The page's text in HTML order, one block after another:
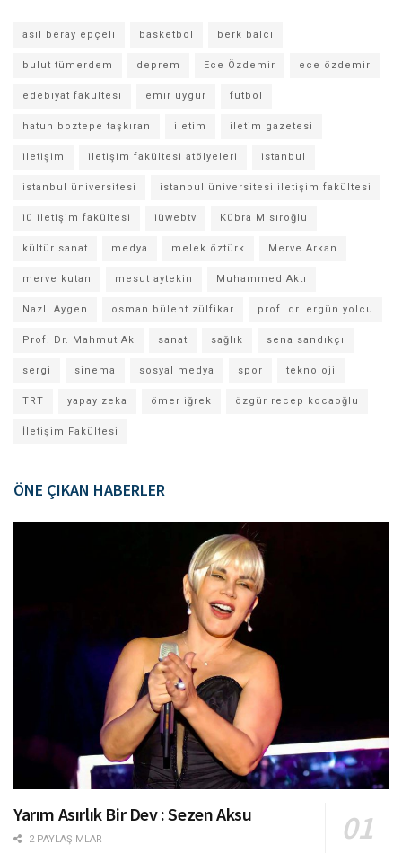
asil beray epçeli basketbol berk balcı
bulut tümerdem deprem Ece Özdemir ece özdemir
edebiyat fakültesi emir uygur futbol
hatun boztepe taşkıran iletim iletim gazetesi
iletişim iletişim fakültesi atölyeleri istanbul
istanbul üniversitesi istanbul üniversitesi iletişim fakültesi
iü iletişim fakültesi iüwebtv Kübra Mısıroğlu
kültür sanat medya melek öztürk Merve Arkan
merve kutan mesut aytekin Muhammed Aktı
Nazlı Aygen osman bülent zülfikar prof. dr. ergün yolcu
Prof. Dr. Mahmut Ak sanat sağlık sena sandıkçı
sergi sinema sosyal medya spor teknoloji
TRT yapay zeka ömer iğrek özgür recep kocaoğlu
İletişim Fakültesi
ÖNE ÇIKAN HABERLER
Yarım Asırlık Bir Dev : Sezen Aksu
2 PAYLAŞIMLAR